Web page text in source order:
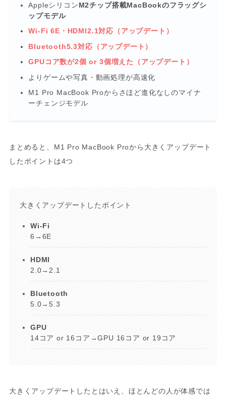
AppleシリコンM2チップ搭載MacBookのフラッグシ
ップモデル
Wi-Fi 6E・HDMI2.1対応（アップデート）
Bluetooth5.3対応（アップデート）
GPUコア数が2個 or 3個増えた（アップデート）
よりゲームや写真・動画処理が高速化
M1 Pro MacBook Proからさほど進化なしのマイナ
ーチェンジモデル
まとめると、M1 Pro MacBook Proから大きくアップデート
したポイントは4つ
大きくアップデートしたポイント
Wi-Fi
6→6E
HDMI
2.0→2.1
Bluetooth
5.0→5.3
GPU
14コア or 16コア→GPU 16コア or 19コア
大きくアップデートしたとはいえ、ほとんどの人が体感では